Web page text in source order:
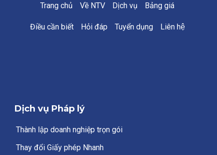
Trang chủ Về NTV Dịch vụ Bảng giá
Điều cần biết Hỏi đáp Tuyển dụng Liên hệ
Dịch vụ Pháp lý
Thành lập doanh nghiệp trọn gói
Thay đổi Giấy phép Nhanh